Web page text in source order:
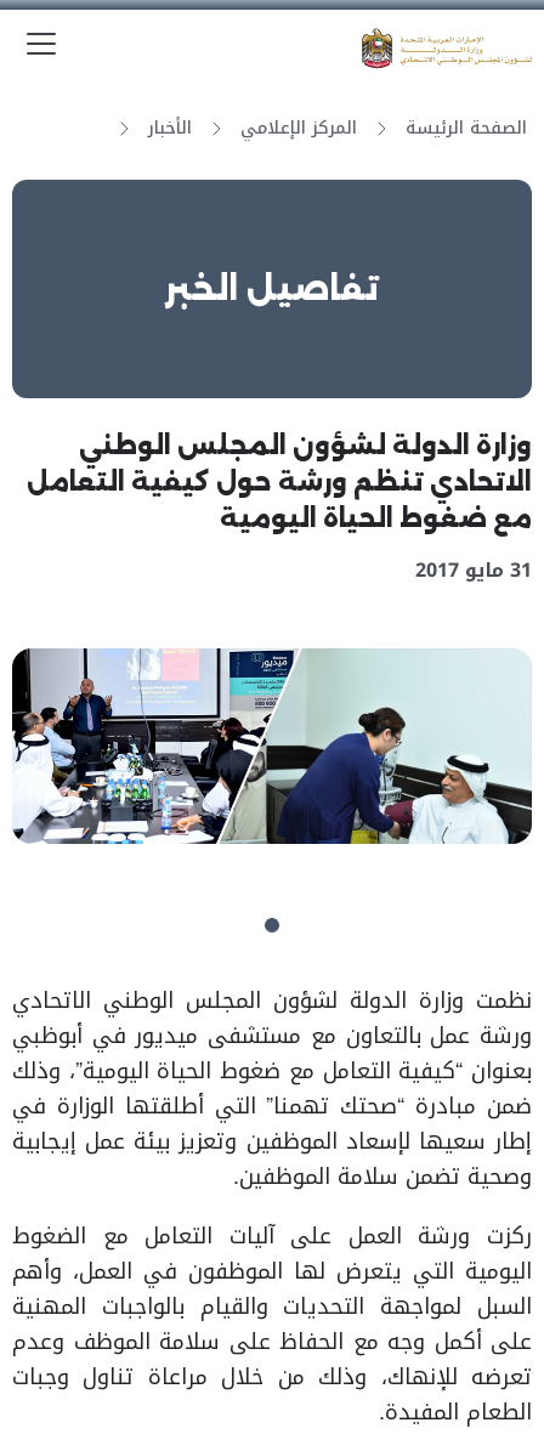
الصفحة الرئيسة المركز الإعلامي الأخبار
تفاصيل الخبر
وزارة الدولة لشؤون المجلس الوطني
الاتحادي تنظم ورشة حول كيفية التعامل
مع ضغوط الحياة اليومية
31 مايو 2017
نظمت وزارة الدولة لشؤون المجلس الوطني الاتحادي
ورشة عمل بالتعاون مع مستشفى ميديور في أبوظبي
بعنوان “كيفية التعامل مع ضغوط الحياة اليومية”، وذلك
ضمن مبادرة “صحتك تهمنا” التي أطلقتها الوزارة في
إطار سعيها لإسعاد الموظفين وتعزيز بيئة عمل إيجابية
وصحية تضمن سلامة الموظفين.
ركزت ورشة العمل على آليات التعامل مع الضغوط
اليومية التي يتعرض لها الموظفون في العمل، وأهم
السبل لمواجهة التحديات والقيام بالواجبات المهنية
على أكمل وجه مع الحفاظ على سلامة الموظف وعدم
تعرضه للإنهاك، وذلك من خلال مراعاة تناول وجبات
الطعام المفيدة.